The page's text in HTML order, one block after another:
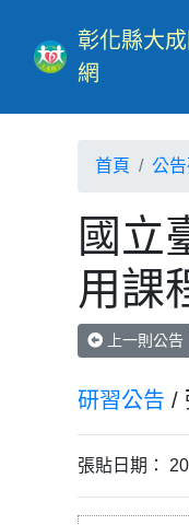
彰化縣大
網
首頁 公
國立
用課
上一則公告
研習公告 /
張貼日期：